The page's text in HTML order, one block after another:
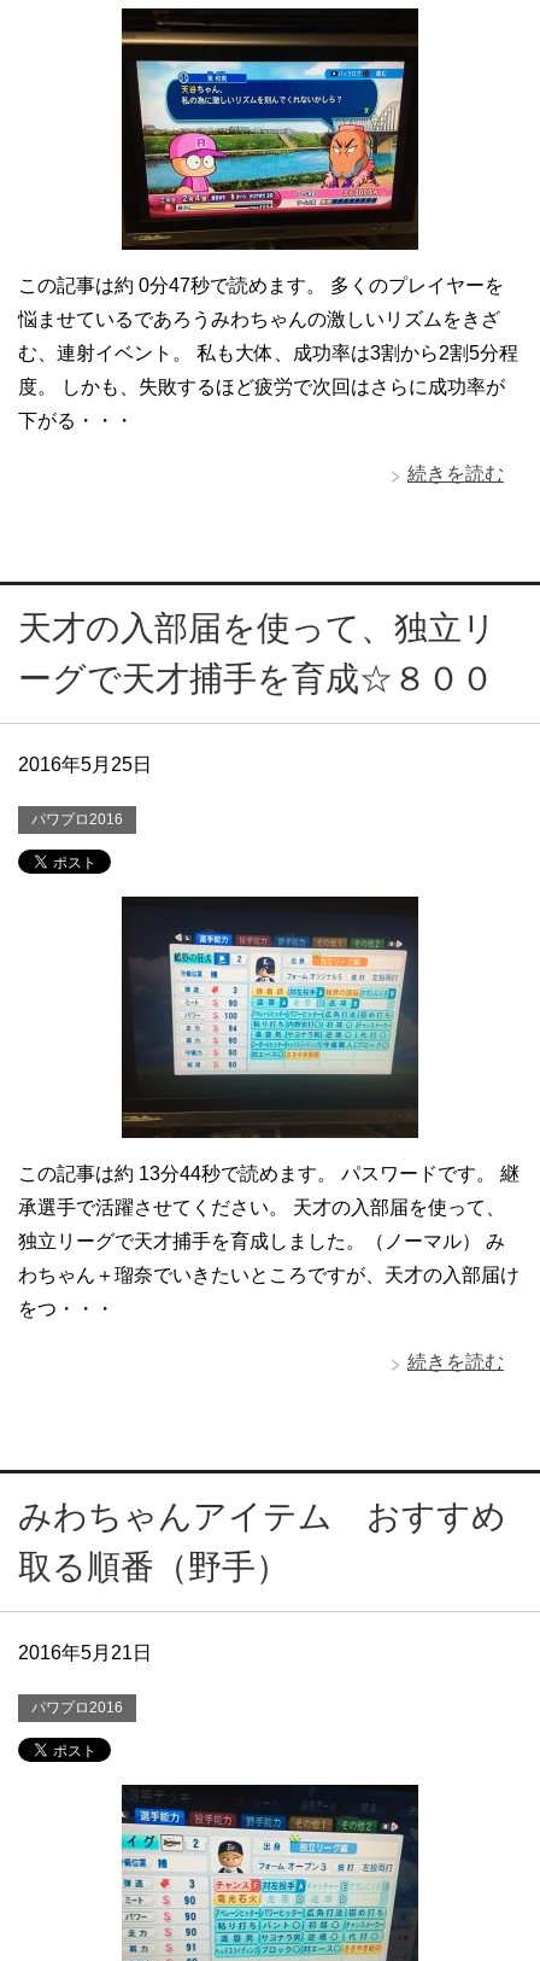
この記事は約 0分47秒で読めます。 多くのプレイヤーを
悩ませているであろうみわちゃんの激しいリズムをきざ
む、連射イベント。 私も大体、成功率は3割から2割5分程
度。 しかも、失敗するほど疲労で次回はさらに成功率が
下がる・・・
続きを読む
天才の入部届を使って、独立リ
ーグで天才捕手を育成☆８００
2016年5月25日
パワプロ2016
この記事は約 13分44秒で読めます。 パスワードです。 継
承選手で活躍させてください。 天才の入部届を使って、
独立リーグで天才捕手を育成しました。（ノーマル） み
わちゃん＋瑠奈でいきたいところですが、天才の入部届け
をつ・・・
続きを読む
みわちゃんアイテム おすすめ
取る順番（野手）
2016年5月21日
パワプロ2016